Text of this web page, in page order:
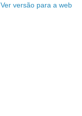
Ver versão para a web